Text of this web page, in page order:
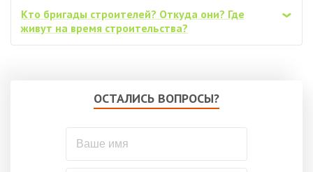
‹
Кто бригады строителей? Откуда они? Где
живут на время строительства?
ОСТАЛИСЬ ВОПРОСЫ?